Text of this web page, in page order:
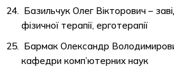
Базильчук Олег Вікторович –
фізичної терапії, ерготерапії
Бармак Олександр
кафедри комп’ютерних наук